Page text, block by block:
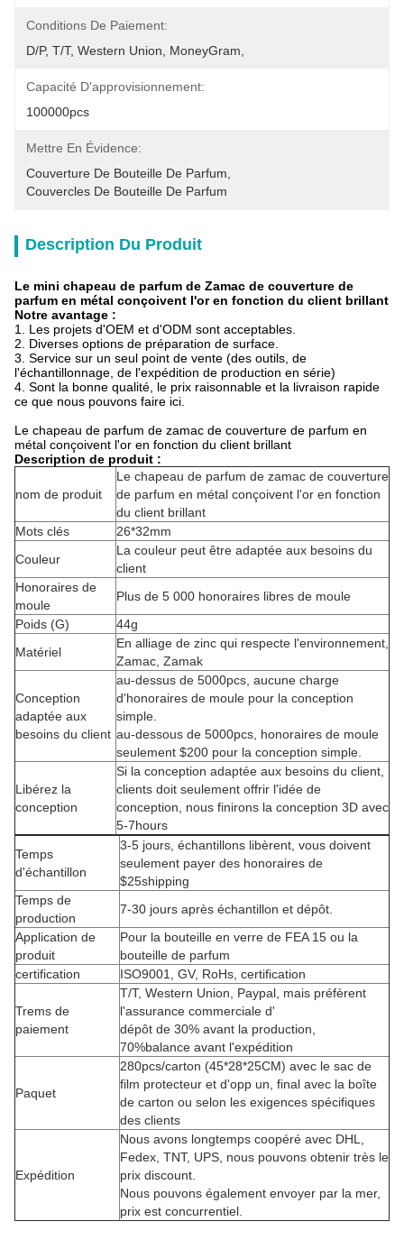
Conditions De Paiement:
D/P, T/T, Western Union, MoneyGram,
Capacité D'approvisionnement:
100000pcs
Mettre En Évidence:
Couverture De Bouteille De Parfum
Couvercles De Bouteille De Parfum
Description Du Produit
Le mini chapeau de parfum de Zamac de couverture de
parfum en métal conçoivent l'or en fonction du client brillant
Notre avantage :
1. Les projets d'OEM et d'ODM sont acceptables.
2. Diverses options de préparation de surface.
3. Service sur un seul point de vente (des outils, de
l'échantillonnage, de l'expédition de production en série)
4. Sont la bonne qualité, le prix raisonnable et la livraison rapide
ce que nous pouvons faire ici.
Le chapeau de parfum de zamac de couverture de parfum en
métal conçoivent l'or en fonction du client brillant
Description de produit :
nom de produit
Le chapeau de parfum de zamac de couverture
de parfum en métal conçoivent l'or en fonction
du client brillant
Mots clés
26*32mm
Couleur
La couleur peut être adaptée aux besoins du
client
Honoraires de
moule
Plus de 5 000 honoraires libres de moule
Poids (G)
44g
Matériel
En alliage de zinc qui respecte l'environnement,
Zamac, Zamak
Conception
adaptée aux
besoins du client
au-dessus de 5000pcs, aucune charge
d'honoraires de moule pour la conception
simple.
au-dessous de 5000pcs, honoraires de moule
seulement $200 pour la conception simple.
Libérez la
conception
Si la conception adaptée aux besoins du client,
clients doit seulement offrir l'idée de
conception, nous finirons la conception 3D avec
5-7hours
Temps
d'échantillon
3-5 jours, échantillons libèrent, vous doivent
seulement payer des honoraires de
$25shipping
Temps de
production
7-30 jours après échantillon et dépôt.
Application de
produit
Pour la bouteille en verre de FEA 15 ou la
bouteille de parfum
certification
ISO9001, GV, RoHs, certification
Trems de
paiement
T/T, Western Union, Paypal, mais préfèrent
l'assurance commerciale d'
dépôt de 30% avant la production,
70%balance avant l'expédition
Paquet
280pcs/carton (45*28*25CM) avec le sac de
film protecteur et d'opp un, final avec la boîte
de carton ou selon les exigences spécifiques
des clients
Expédition
Nous avons longtemps coopéré avec DHL,
Fedex, TNT, UPS, nous pouvons obtenir très le
prix discount.
Nous pouvons également envoyer par la mer,
prix est concurrentiel.